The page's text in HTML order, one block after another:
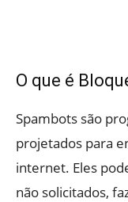
O que é
Spambots são
projetados para
internet. Eles
não solicitados,